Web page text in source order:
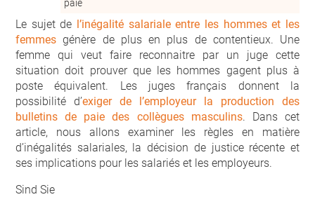
paie
Le sujet de l’inégalité salariale entre les hommes et les
femmes génère de plus en plus de contentieux. Une
femme qui veut faire reconnaitre par un juge cette
situation doit prouver que les hommes gagent plus à
poste équivalent. Les juges français donnent la
possibilité d’exiger de l’employeur la production des
bulletins de paie des collègues masculins. Dans cet
article, nous allons examiner les règles en matière
d’inégalités salariales, la décision de justice récente et
ses implications pour les salariés et les employeurs.
Sind Sie